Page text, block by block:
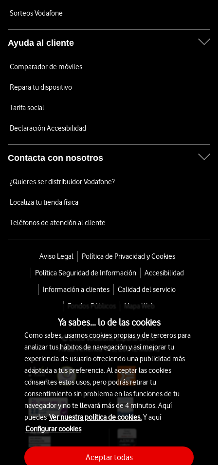
Sorteos Vodafone
Ayuda al cliente
Comparador de móviles
Repara tu dispositivo
Tarifa social
Declaración Accesibilidad
Contacta con nosotros
¿Quieres ser distribuidor Vodafone?
Localiza tu tienda física
Teléfonos de atención al cliente
Aviso Legal
Política de Privacidad y Cookies
Política Seguridad de Información
Accesibilidad
Información a clientes
Calidad del servicio
Fondos Públicos
Mapa Web
© 2026 Vodafone España S.A.U.
Avda. América 115, 28042 Madrid
Ya sabes... lo de las cookies
Como sabes, usamos cookies propias y de terceros para
analizar tus hábitos de navegación y así mejorar tu
experiencia de usuario ofreciendo una publicidad más
adaptada a tus preferencia. Al aceptar las cookies
consientes estos usos, pero podrás retirar tu
consentimiento sin problema en las funciones de tu
navegador y no te llevará más de 4 minutos. Aquí
puedesVer nuestra política de cookies.Y aquí
Configurar cookies
Aceptar todas